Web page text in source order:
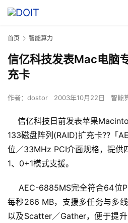
首页 智能算力
信亿科技发表Mac电脑
充卡
作者： dostor 2003年10月22日 智能
信亿科技日前发表苹果
133磁盘阵列(RAID)扩充卡??「
位／33MHz PCI介面规格，提供
1、0+1模式支援。
AEC-6885MS完全符合64位
每秒266 MB，支援多任务与多
以及Scatter／Gather，便于提